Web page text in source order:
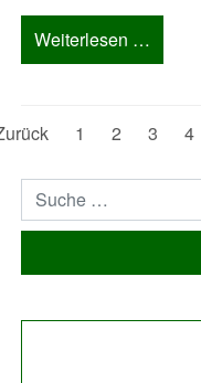
Weiterlesen …
1 2 3 4